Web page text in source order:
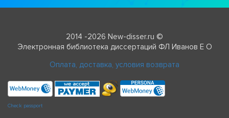
2014 -2026 New-disser.ru ©
Электронная библиотека диссертаций ФЛ Иванов Е О
Оплата, доставка, условия возврата
Check passport